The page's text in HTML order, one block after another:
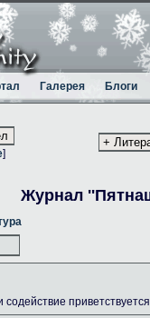
Галерея Блоги
]
Журнал